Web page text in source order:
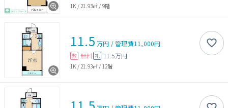
1K /21.93㎡ / 9階
11.5 万円 /管理費11,000円
敷 無料 礼 11.5万円
1K / 21.93㎡ / 12階